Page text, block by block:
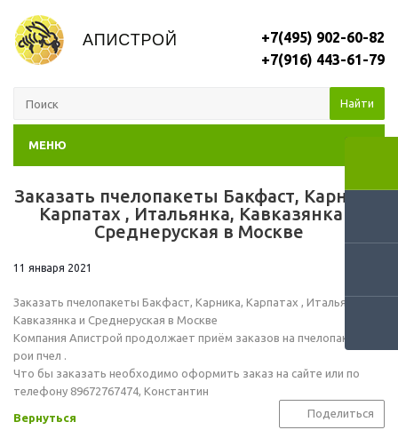
+7(495) 902-60-82
+7(916) 443-61-79
Найти
МЕНЮ
Заказать пчелопакеты Бакфаст, Карника,
Карпатах , Итальянка, Кавказянка и
Среднеруская в Москве
11 января 2021
Заказать пчелопакеты Бакфаст, Карника, Карпатах , Итальянка,
Кавказянка и Среднеруская в Москве
Компания Апистрой продолжает приём заказов на пчелопакаты,
рои пчел .
Что бы заказать необходимо оформить заказ на сайте или по
телефону 89672767474, Константин
Вернуться Поделиться